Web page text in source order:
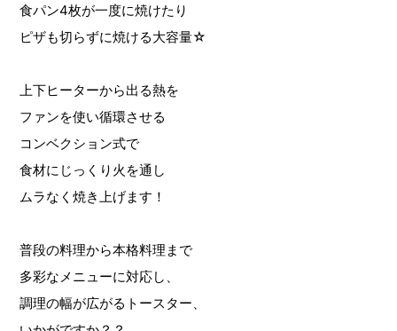
食パン4枚が一度に焼けたり
ピザも切らずに焼ける大容量☆
上下ヒーターから出る熱を
ファンを使い循環させる
コンベクション式で
食材にじっくり火を通し
ムラなく焼き上げます！
普段の料理から本格料理まで
多彩なメニューに対応し、
調理の幅が広がるトースター、